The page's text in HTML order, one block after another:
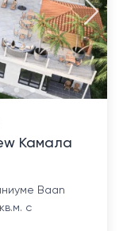
Камала
Baan
с